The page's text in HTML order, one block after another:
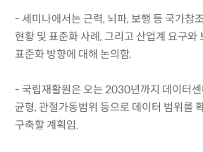
- 세미나에서는 근력, 뇌파, 보행 등 국가참
현황 및 표준화 사례, 그리고 산업계 요구와
표준화 방향에 대해 논의함.
- 국립재활원은 오는 2030년까지 데이터
균형, 관절가동범위 등으로 데이터 범위를
구축할 계획임.